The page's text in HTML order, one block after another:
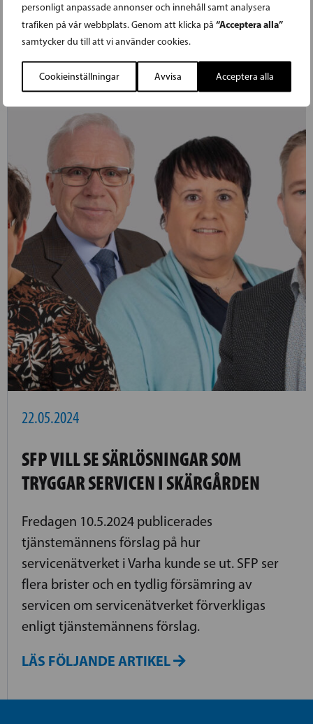
personligt anpassade annonser och innehåll samt analysera
trafiken på vår webbplats. Genom att klicka på “Acceptera alla”
samtycker du till att vi använder cookies.
Cookieinställningar Avvisa Acceptera alla
kustbanan.
22.05.2024
SFP VILL SE SÄRLÖSNINGAR SOM
TRYGGAR SERVICEN I SKÄRGÅRDEN
Fredagen 10.5.2024 publicerades
tjänstemännens förslag på hur
servicenätverket i Varha kunde se ut. SFP ser
flera brister och en tydlig försämring av
servicen om servicenätverket förverkligas
enligt tjänstemännens förslag.
LÄS FÖLJANDE ARTIKEL